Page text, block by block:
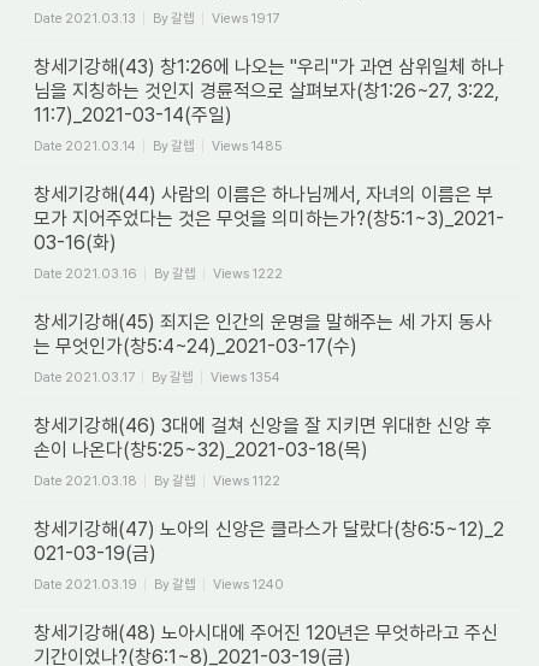
Date 2021.03.13 By갈렙 Views 1917
창세기강해(43) 창1:26에 나오는 "우리"가 과연 삼위일체 하나
님을 지칭하는 것인지 경륜적으로 살펴보자(창1:26~27, 3:22,
11:7)_2021-03-14(주일)
Date 2021.03.14 By갈렙 Views 1485
창세기강해(44) 사람의 이름은 하나님께서, 자녀의 이름은 부
모가 지어주었다는 것은 무엇을 의미하는가?(창5:1~3)_2021-
03-16(화)
Date 2021.03.16 By갈렙 Views 1222
창세기강해(45) 죄지은 인간의 운명을 말해주는 세 가지 동사
는 무엇인가(창5:4~24)_2021-03-17(수)
Date 2021.03.17 By갈렙 Views 1354
창세기강해(46) 3대에 걸쳐 신앙을 잘 지키면 위대한 신앙 후
손이 나온다(창5:25~32)_2021-03-18(목)
Date 2021.03.18 By갈렙 Views 1122
창세기강해(47) 노아의 신앙은 클라스가 달랐다(창6:5~12)_2
021-03-19(금)
Date 2021.03.19 By갈렙 Views 1240
창세기강해(48) 노아시대에 주어진 120년은 무엇하라고 주신
기간이었나?(창6:1~8)_2021-03-19(금)